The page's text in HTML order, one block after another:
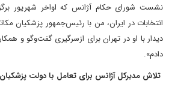
نشست شورای حکام آژانس که اواخر شهریور
انتخابات در ایران، من با رئیس‌جمهور پزشکیان
دیدار با او در تهران برای ازسرگیری گفت‌وگو و
دادم».
تلاش مدیرکل آژانس برای تعامل با دولت پزشکیان